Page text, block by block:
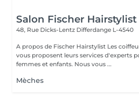
Salon Fischer Hairstylist
48, Rue Dicks-Lentz Differdange L-4540
A propos de Fischer Hairstylist Les coiffeurs Fischer Hairstylist
vous proposent leurs services d'experts
femmes et enfants. Nous vous ...
Mèches